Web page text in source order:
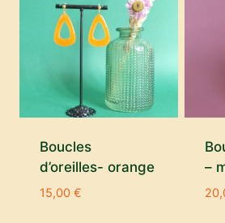
Boucles
d’oreilles- orange
15,00 €
–